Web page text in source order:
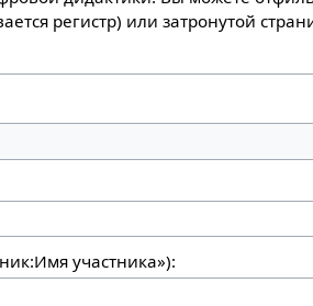
регистр) или затронутой
участника»):